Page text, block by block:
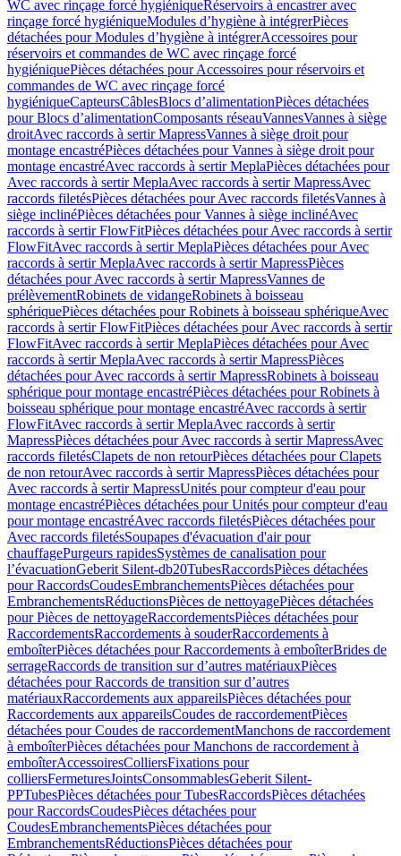
WC avec rinçage forcé hygiéniqueRéservoirs à encastrer avec
rinçage forcé hygiéniqueModules d’hygiène à intégrerPièces
détachées pour Modules d’hygiène à intégrerAccessoires pour
réservoirs et commandes de WC avec rinçage forcé
hygiéniquePièces détachées pour Accessoires pour réservoirs et
commandes de WC avec rinçage forcé
hygiéniqueCapteursCâblesBlocs d’alimentationPièces détachées
pour Blocs d’alimentationComposants réseauVannesVannes à siège
droitAvec raccords à sertir MapressVannes à siège droit pour
montage encastréPièces détachées pour Vannes à siège droit pour
montage encastréAvec raccords à sertir MeplaPièces détachées pour
Avec raccords à sertir MeplaAvec raccords à sertir MapressAvec
raccords filetésPièces détachées pour Avec raccords filetésVannes à
siège inclinéPièces détachées pour Vannes à siège inclinéAvec
raccords à sertir FlowFitPièces détachées pour Avec raccords à sertir
FlowFitAvec raccords à sertir MeplaPièces détachées pour Avec
raccords à sertir MeplaAvec raccords à sertir MapressPièces
détachées pour Avec raccords à sertir MapressVannes de
prélèvementRobinets de vidangeRobinets à boisseau
sphériquePièces détachées pour Robinets à boisseau sphériqueAvec
raccords à sertir FlowFitPièces détachées pour Avec raccords à sertir
FlowFitAvec raccords à sertir MeplaPièces détachées pour Avec
raccords à sertir MeplaAvec raccords à sertir MapressPièces
détachées pour Avec raccords à sertir MapressRobinets à boisseau
sphérique pour montage encastréPièces détachées pour Robinets à
boisseau sphérique pour montage encastréAvec raccords à sertir
FlowFitAvec raccords à sertir MeplaAvec raccords à sertir
MapressPièces détachées pour Avec raccords à sertir MapressAvec
raccords filetésClapets de non retourPièces détachées pour Clapets
de non retourAvec raccords à sertir MapressPièces détachées pour
Avec raccords à sertir MapressUnités pour compteur d'eau pour
montage encastréPièces détachées pour Unités pour compteur d'eau
pour montage encastréAvec raccords filetésPièces détachées pour
Avec raccords filetésSoupapes d'évacuation d'air pour
chauffagePurgeurs rapidesSystèmes de canalisation pour
l’évacuationGeberit Silent-db20TubesRaccordsPièces détachées
pour RaccordsCoudesEmbranchementsPièces détachées pour
EmbranchementsRéductionsPièces de nettoyagePièces détachées
pour Pièces de nettoyageRaccordementsPièces détachées pour
RaccordementsRaccordements à souderRaccordements à
emboîterPièces détachées pour Raccordements à emboîterBrides de
serrageRaccords de transition sur d’autres matériauxPièces
détachées pour Raccords de transition sur d’autres
matériauxRaccordements aux appareilsPièces détachées pour
Raccordements aux appareilsCoudes de raccordementPièces
détachées pour Coudes de raccordementManchons de raccordement
à emboîterPièces détachées pour Manchons de raccordement à
emboîterAccessoiresColliersFixations pour
colliersFermeturesJointsConsommablesGeberit Silent-
PPTubesPièces détachées pour TubesRaccordsPièces détachées
pour RaccordsCoudesPièces détachées pour
CoudesEmbranchementsPièces détachées pour
EmbranchementsRéductionsPièces détachées pour